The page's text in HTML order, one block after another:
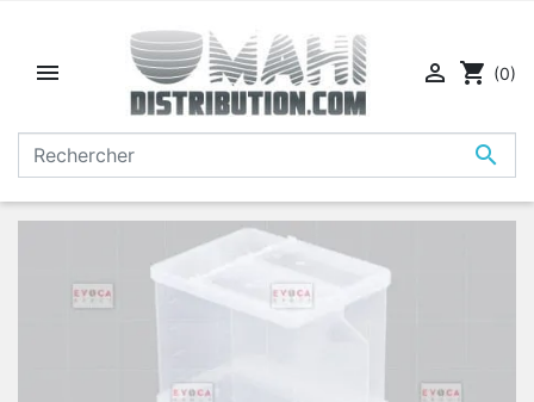


 shopping_cart (0)